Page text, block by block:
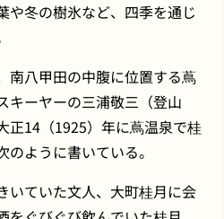
や冬の樹氷など、四季を通じ
南八甲田の中腹に位置する蔦
キーヤーの三浦敬三（登山
正14（1925）年に蔦温泉で桂
ように書いている。
いていた文人、大町桂月に会